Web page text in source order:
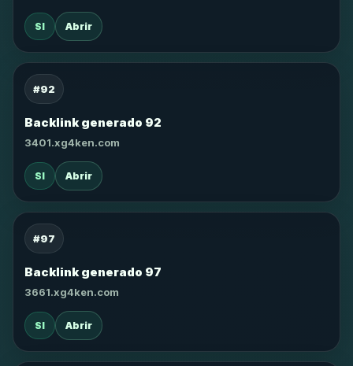
SI Abrir
#92
Backlink generado 92
3401.xg4ken.com
SI Abrir
#97
Backlink generado 97
3661.xg4ken.com
SI Abrir